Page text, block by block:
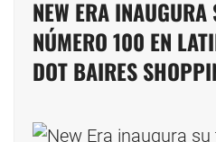
NEW ERA INAUGURA
NÚMERO 100 EN
DOT BAIRES